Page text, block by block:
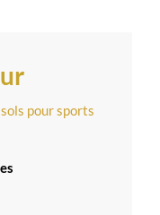
pour sports